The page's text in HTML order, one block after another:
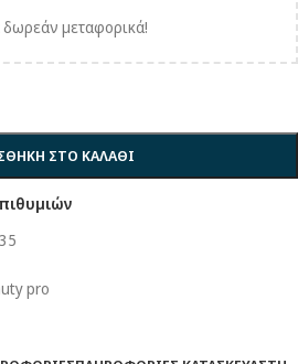
δωρεάν μεταφορικά!
ΣΤΟ ΚΑΛΆΘΙ
pro